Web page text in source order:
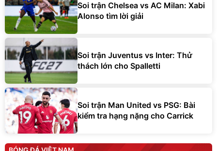
Soi trận Chelsea vs AC Milan: Xabi
Alonso tìm lời giải
Soi trận Juventus vs Inter: Thử
thách lớn cho Spalletti
Soi trận Man United vs PSG: Bài
kiểm tra hạng nặng cho Carrick